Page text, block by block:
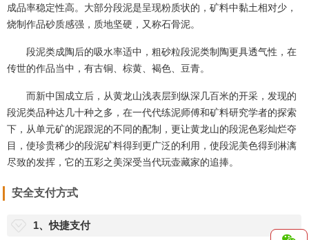
成品率稳定性高。大部分段泥是呈现粉质状的，矿料中黏土相对少，
烧制作品砂质感强，质地坚硬，又称石骨泥。
段泥类成陶后的吸水率适中，粗砂粒段泥类制陶更具透气性，在
传世的作品当中，有古铜、棕黄、褐色、豆青。
而新中国成立后，从黄龙山浅表层到纵深几百米的开采，发现的
段泥类品种达几十种之多，在一代代练泥师傅和矿料研究学者的探索
下，从单元矿的泥跟泥的不同的配制，更让黄龙山的段泥色彩灿烂夺
目，使珍贵稀少的段泥矿料得到更广泛的利用，使段泥美色得到淋漓
尽致的发挥，它的五彩之美深受当代玩壶藏家的追捧。
安全支付方式
1、快捷支付